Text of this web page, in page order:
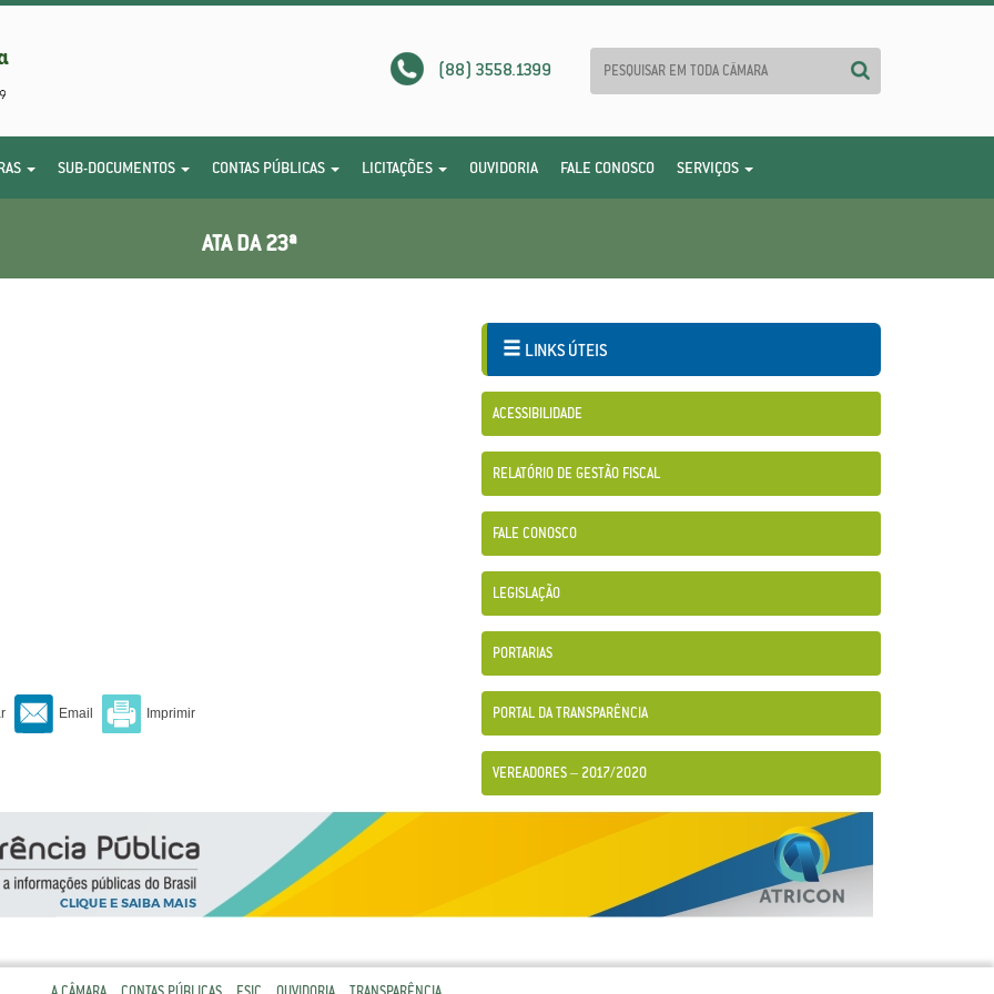
(88) 3558.1399
SUB-DOCUMENTOS CONTAS PÚBLICAS LICITAÇÕES OUVIDORIA FALE CONOSCO SERVIÇOS
ATA DA 23ª
LINKS ÚTEIS
ACESSIBILIDADE
RELATÓRIO DE GESTÃO FISCAL
FALE CONOSCO
LEGISLAÇÃO
PORTARIAS
PORTAL DA TRANSPARÊNCIA
VEREADORES – 2017/2020